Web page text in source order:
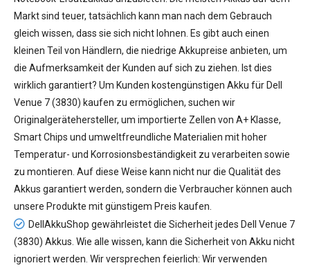
Markt sind teuer, tatsächlich kann man nach dem Gebrauch
gleich wissen, dass sie sich nicht lohnen. Es gibt auch einen
kleinen Teil von Händlern, die niedrige Akkupreise anbieten, um
die Aufmerksamkeit der Kunden auf sich zu ziehen. Ist dies
wirklich garantiert? Um Kunden kostengünstigen Akku für Dell
Venue 7 (3830) kaufen zu ermöglichen, suchen wir
Originalgerätehersteller, um importierte Zellen von A+ Klasse,
Smart Chips und umweltfreundliche Materialien mit hoher
Temperatur- und Korrosionsbeständigkeit zu verarbeiten sowie
zu montieren. Auf diese Weise kann nicht nur die Qualität des
Akkus garantiert werden, sondern die Verbraucher können auch
unsere Produkte mit günstigem Preis kaufen.
DellAkkuShop gewährleistet die Sicherheit jedes Dell Venue 7
(3830) Akkus . Wie alle wissen, kann die Sicherheit von Akku nicht
ignoriert werden. Wir versprechen feierlich: Wir verwenden